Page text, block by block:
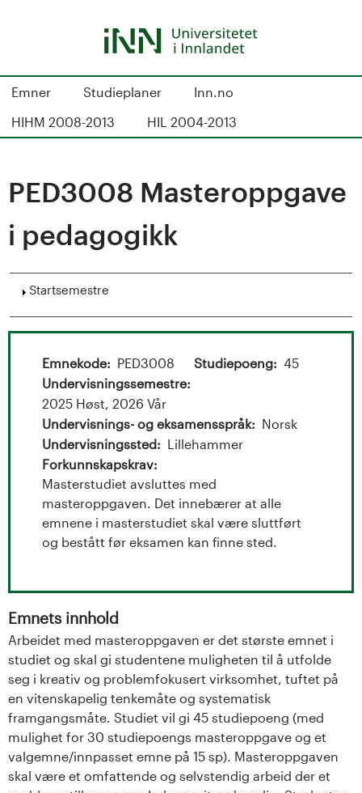
S
d
a
v
e
r
s
Emner Studieplaner
Inn.no
HIHM 2008-2013
HIL 2004-2013
PED3008 Masteroppgave
i pedagogikk
Vis
Startsemestre
Emnekode PED3008 Studiepoeng
45
Undervisningssemestre
2025 Høst, 2026 Vår
Undervisnings- og eksamensspråk
Norsk
Undervisningssted
Lillehammer
Forkunnskapskrav
Masterstudiet avsluttes med
masteroppgaven. Det innebærer at alle
emnene i masterstudiet skal være sluttført
og bestått før eksamen kan finne sted.
Emnets innhold
Arbeidet med masteroppgaven er det største emnet i
studiet og skal gi studentene muligheten til å utfolde
seg i kreativ og problemfokusert virksomhet, tuftet på
en vitenskapelig tenkemåte og systematisk
framgangsmåte. Studiet vil gi 45 studiepoeng (med
mulighet for 30 studiepoengs masteroppgave og et
valgemne/innpasset emne på 15 sp). Masteroppgaven
skal være et omfattende og selvstendig arbeid der et